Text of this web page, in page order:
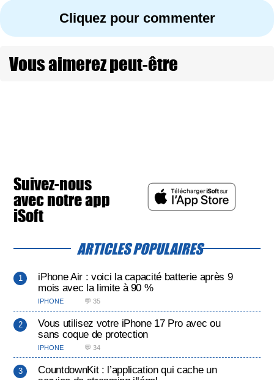
Cliquez pour commenter
Vous aimerez peut-être
Suivez-nous
avec notre app
iSoft
ARTICLES POPULAIRES
iPhone Air : voici la capacité batterie après 9
mois avec la limite à 90 %
IPHONE 💬 35
Vous utilisez votre iPhone 17 Pro avec ou
sans coque de protection
IPHONE 💬 34
CountdownKit : l’application qui cache un